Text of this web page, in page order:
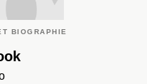
BIOGRAPHIE